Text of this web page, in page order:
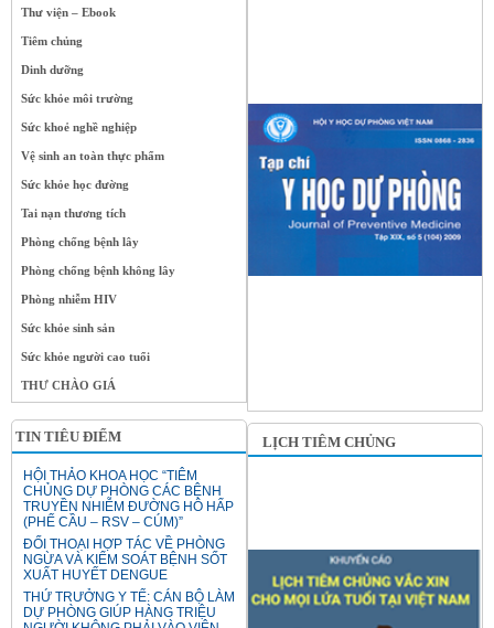
Thư viện – Ebook
Tiêm chủng
Dinh dưỡng
Sức khỏe môi trường
Sức khoẻ nghề nghiệp
Vệ sinh an toàn thực phẩm
Sức khỏe học đường
Tai nạn thương tích
Phòng chống bệnh lây
Phòng chống bệnh không lây
Phòng nhiễm HIV
Sức khỏe sinh sản
Sức khỏe người cao tuổi
THƯ CHÀO GIÁ
TIN TIÊU ĐIỂM
HỘI THẢO KHOA HỌC “TIÊM
CHỦNG DỰ PHÒNG CÁC BỆNH
TRUYỀN NHIỄM ĐƯỜNG HÔ HẤP
(PHẾ CẦU – RSV – CÚM)”
ĐỐI THOẠI HỢP TÁC VỀ PHÒNG
NGỪA VÀ KIỂM SOÁT BỆNH SỐT
XUẤT HUYẾT DENGUE
THỨ TRƯỞNG Y TẾ: CÁN BỘ LÀM
DỰ PHÒNG GIÚP HÀNG TRIỆU
LỊCH TIÊM CHỦNG